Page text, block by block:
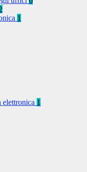
1
elettronica 1